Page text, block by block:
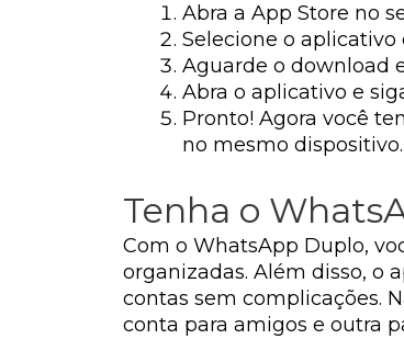
Abra a App Store no
Selecione o
Aguarde o download
Abra o aplicativo e
Pronto! Agora você
no mesmo dispositivo.
Tenha o
Com o WhatsApp Duplo,
organizadas. Além disso, o
contas sem complicações.
conta para amigos e outra